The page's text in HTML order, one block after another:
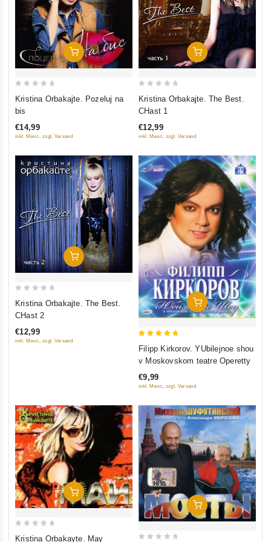
In Den Warenkorb
5
Kristina Orbakajte. Pozeluj na
bis
€14,99
inkl. Mwst., zzgl. Versand
In Den Warenkorb
5
Kristina Orbakajte. The Best.
CHast 1
€12,99
inkl. Mwst., zzgl. Versand
In Den Warenkorb
5
Kristina Orbakajte. The Best.
CHast 2
€12,99
inkl. Mwst., zzgl. Versand
In Den Warenkorb
out of 5
Filipp Kirkorov. YUbilejnoe shou
v Moskovskom teatre Operetty
€9,99
inkl. Mwst., zzgl. Versand
In Den Warenkorb
Kristina Orbakayte. May
In Den Warenkorb